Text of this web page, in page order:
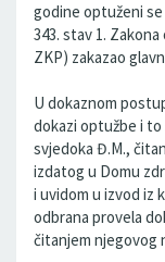
godine optuženi se
343. stav 1.
ZKP) zakazao
U dokaznom
dokazi optužbe i to
svjedoka Đ.M.,
izdatog u Domu
i uvidom u izvod iz
odbrana provela
čitanjem njegovog